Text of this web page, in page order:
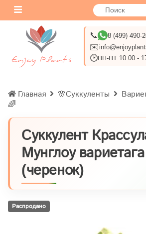
📞 8 (499) 490-
✉️
🕑ПН-ПТ 10:00 -
Главная 🌸Суккуленты
🌈
Суккулент
Мунглоу вариетага
(черенок)
Распродано